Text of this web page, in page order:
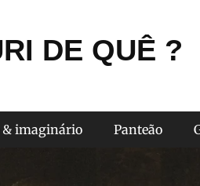
DE QUÊ ?
& imaginário Panteão